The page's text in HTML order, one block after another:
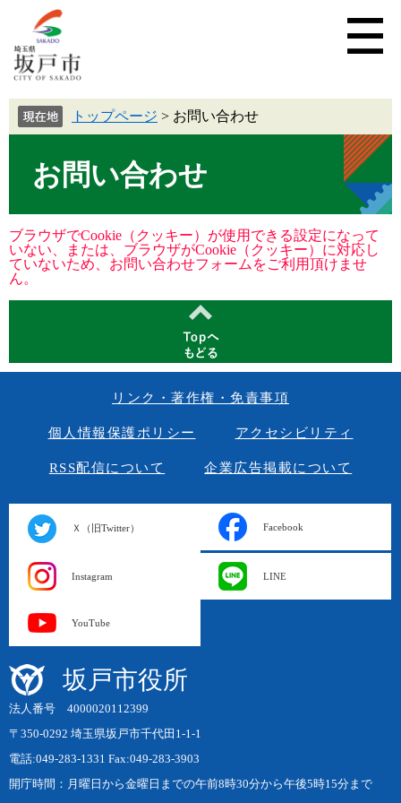
トップページ > お問い合わせ
お問い合わせ
ブラウザでCookie（クッキー）が使用できる設定になって
いない、または、ブラウザがCookie（クッキー）に対応し
ていないため、お問い合わせフォームをご利用頂けませ
ん。
リンク・著作権・免責事項
個人情報保護ポリシー アクセシビリティ
RSS配信について 企業広告掲載について
Ｘ（旧Twitter） Facebook
Instagram LINE
YouTube
坂戸市役所
法人番号 4000020112399
〒350-0292 埼玉県坂戸市千代田1-1-1
電話:049-283-1331 Fax:049-283-3903
開庁時間：月曜日から金曜日までの午前8時30分から午後5時15分まで